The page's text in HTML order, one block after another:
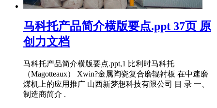
马科托产品简介横版要点.ppt 37页 原
创力文档
马科托产品简介横版要点.ppt,1 比利时马科托
（Magotteaux） Xwin?金属陶瓷复合磨辊衬板 在中速磨
煤机上的应用推广 山西新梦想科技有限公司 目 录 一、
制造商简介 .